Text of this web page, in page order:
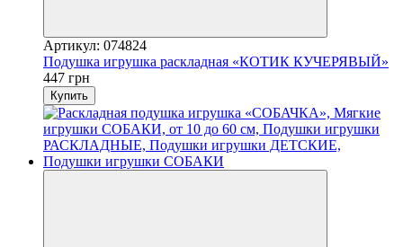
Артикул: 074824
Подушка игрушка раскладная «КОТИК КУЧЕРЯВЫЙ»
447 грн
Купить